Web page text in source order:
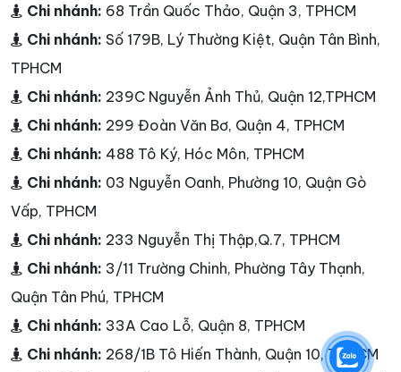
Chi nhánh: 68 Trần Quốc Thảo, Quận 3, TPHCM
Chi nhánh: Số 179B, Lý Thường Kiệt, Quận Tân Bình,
TPHCM
Chi nhánh: 239C Nguyễn Ảnh Thủ, Quận 12,TPHCM
Chi nhánh: 299 Đoàn Văn Bơ, Quận 4, TPHCM
Chi nhánh: 488 Tô Ký, Hóc Môn, TPHCM
Chi nhánh: 03 Nguyễn Oanh, Phường 10, Quận Gò
Vấp, TPHCM
Chi nhánh: 233 Nguyễn Thị Thập,Q.7, TPHCM
Chi nhánh: 3/11 Trường Chinh, Phường Tây Thạnh,
Quận Tân Phú, TPHCM
Chi nhánh: 33A Cao Lỗ, Quận 8, TPHCM
Chi nhánh: 268/1B Tô Hiến Thành, Quận 10, TPHCM